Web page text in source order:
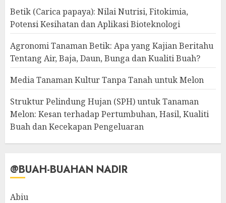
Betik (Carica papaya): Nilai Nutrisi, Fitokimia,
Potensi Kesihatan dan Aplikasi Bioteknologi
Agronomi Tanaman Betik: Apa yang Kajian Beritahu
Tentang Air, Baja, Daun, Bunga dan Kualiti Buah?
Media Tanaman Kultur Tanpa Tanah untuk Melon
Struktur Pelindung Hujan (SPH) untuk Tanaman
Melon: Kesan terhadap Pertumbuhan, Hasil, Kualiti
Buah dan Kecekapan Pengeluaran
@BUAH-BUAHAN NADIR
Abiu